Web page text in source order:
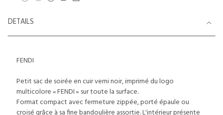
DETAILS
FENDI
Petit sac de soirée en cuir verni noir, imprimé du logo
multicolore « FENDI » sur toute la surface.
Format compact avec fermeture zippée, porté épaule ou